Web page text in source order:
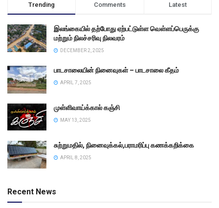
Trending Comments Latest
இலங்கையில் தற்போது ஏற்பட்டுள்ள வெள்ளப்பெருக்கு
மற்றும் நிலச்சரிவு நிலவரம்
DECEMBER 2, 2025
பாடசாலையின் நினைவுகள் – பாடசாலை கீதம்
APRIL 7, 2025
முள்ளிவாய்க்கால் கஞ்சி
MAY 13, 2025
சுற்றுமதில், நினைவுக்கல்,பராமரிப்பு கணக்கறிக்கை
APRIL 8, 2025
Recent News